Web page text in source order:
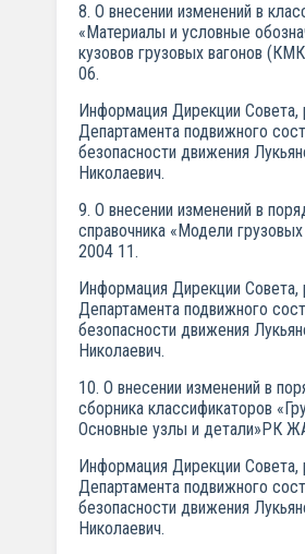
8. О внесении изменений в
«Материалы и условные
кузовов грузовых вагонов
06.
Информация Дирекции Совета,
Департамента подвижного
безопасности движения
Николаевич.
9. О внесении изменений в
справочника «Модели
2004 11.
Информация Дирекции Совета,
Департамента подвижного
безопасности движения
Николаевич.
10. О внесении изменений в
сборника классификаторов
Основные узлы и детали»РК
Информация Дирекции Совета,
Департамента подвижного
безопасности движения
Николаевич.